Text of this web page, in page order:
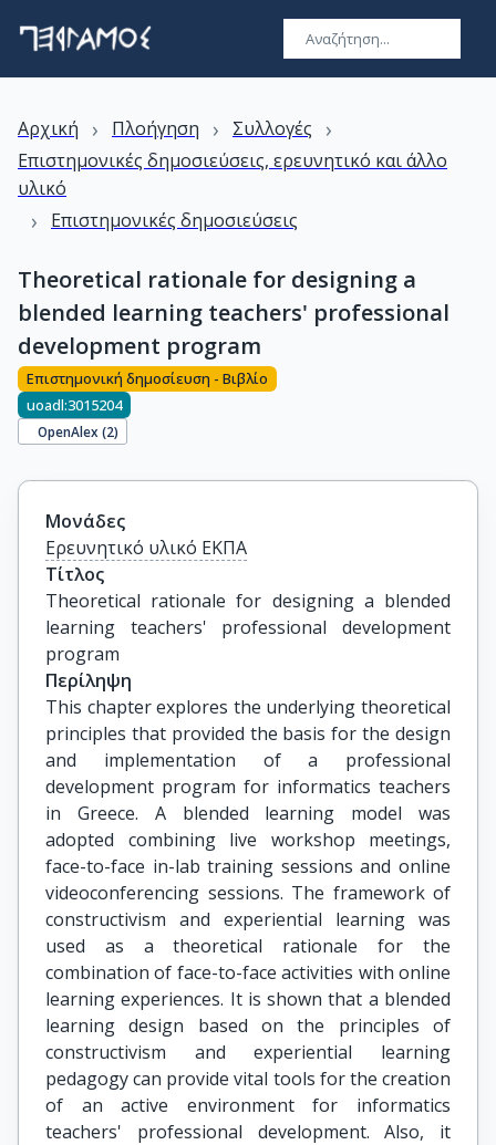
Αρχική › Πλοήγηση › Συλλογές ›
Επιστημονικές δημοσιεύσεις, ερευνητικό και άλλο
υλικό
› Επιστημονικές δημοσιεύσεις
Theoretical rationale for designing a
blended learning teachers' professional
development program
Επιστημονική δημοσίευση - Βιβλίο
uoadl:3015204
OpenAlex (2)
Μονάδες
Ερευνητικό υλικό ΕΚΠΑ
Τίτλος
Theoretical rationale for designing a blended
learning teachers' professional development
program
Περίληψη
This chapter explores the underlying theoretical
principles that provided the basis for the design
and implementation of a professional
development program for informatics teachers
in Greece. A blended learning model was
adopted combining live workshop meetings,
face-to-face in-lab training sessions and online
videoconferencing sessions. The framework of
constructivism and experiential learning was
used as a theoretical rationale for the
combination of face-to-face activities with online
learning experiences. It is shown that a blended
learning design based on the principles of
constructivism and experiential learning
pedagogy can provide vital tools for the creation
of an active environment for informatics
teachers' professional development. Also, it